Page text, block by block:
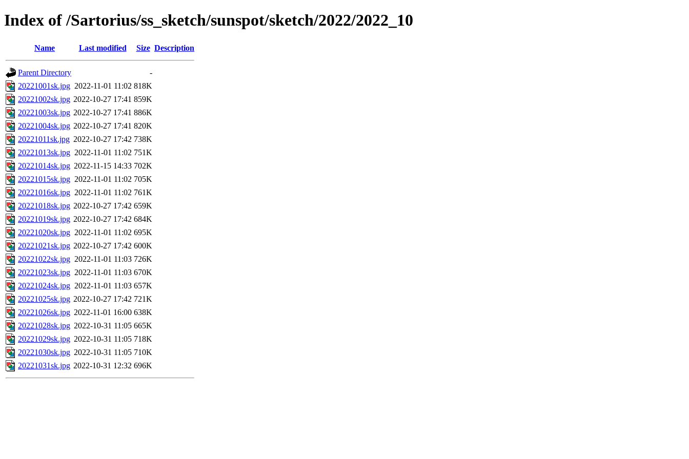
Index of /Sartorius/ss_sketch/sunspot/sketch/2022/2022_10
Name Last modified Size Description
Parent Directory
-
20221001sk.jpg 2022-11-01 11:02 818K
20221002sk.jpg 2022-10-27 17:41 859K
20221003sk.jpg 2022-10-27 17:41 886K
20221004sk.jpg 2022-10-27 17:41 820K
20221011sk.jpg 2022-10-27 17:42 738K
20221013sk.jpg 2022-11-01 11:02 751K
20221014sk.jpg 2022-11-15 14:33 702K
20221015sk.jpg 2022-11-01 11:02 705K
20221016sk.jpg 2022-11-01 11:02 761K
20221018sk.jpg 2022-10-27 17:42 659K
20221019sk.jpg 2022-10-27 17:42 684K
20221020sk.jpg 2022-11-01 11:02 695K
20221021sk.jpg 2022-10-27 17:42 600K
20221022sk.jpg 2022-11-01 11:03 726K
20221023sk.jpg 2022-11-01 11:03 670K
20221024sk.jpg 2022-11-01 11:03 657K
20221025sk.jpg 2022-10-27 17:42 721K
20221026sk.jpg 2022-11-01 16:00 638K
20221028sk.jpg 2022-10-31 11:05 665K
20221029sk.jpg 2022-10-31 11:05 718K
20221030sk.jpg 2022-10-31 11:05 710K
20221031sk.jpg 2022-10-31 12:32 696K